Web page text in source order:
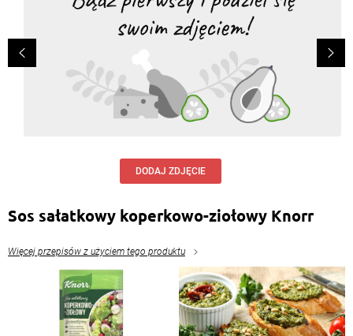
DODAJ ZDJĘCIE
Sos sałatkowy koperkowo-ziołowy Knorr
Więcej przepisów z użyciem tego produktu